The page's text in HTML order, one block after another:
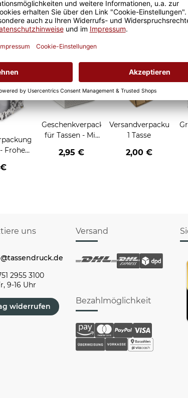
Frohe
Geschenkverpackung
für Tassen - Mit
2,95 €
Versandverpackung
1 Tasse
2,00 €
uns
2955 3100
9-16 Uhr
widerrufen
Versand
Bezahlmöglichkeit